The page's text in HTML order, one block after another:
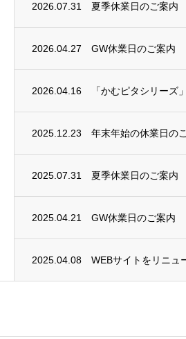
2026.07.31 夏季休業日のご案内
2026.04.27 GW休業日のご案内
2026.04.16
2025.12.23 年末年始の休業日の
2025.07.31 夏季休業日のご案内
2025.04.21 GW休業日のご案内
2025.04.08 WEBサイトをリニュ